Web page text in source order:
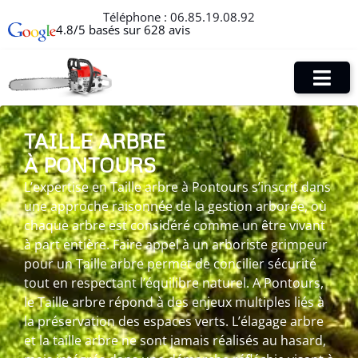
Téléphone : 06.85.19.08.92
4.8/5 basés sur 628 avis
TAILLE ARBRE
À PONTOURS
L’expertise en Taille arbre à Pontours s’inscrit dans
une approche raisonnée de la gestion arborée, où
chaque arbre est considéré comme un être vivant
à part entière. Faire appel à un arboriste grimpeur
pour un Taille arbre permet de concilier sécurité
tout en respectant l’équilibre naturel. A Pontours,
le Taille arbre répond à des enjeux multiples liés à
la préservation des espaces verts. L’élagage arbre
et la taille arbre ne sont jamais réalisés au hasard,